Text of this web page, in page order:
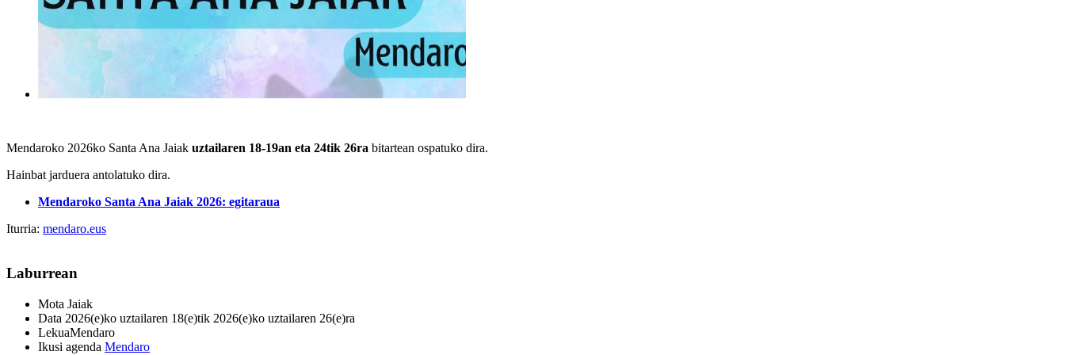
Mendaroko 2026ko Santa Ana Jaiak uztailaren 18-19an eta 24tik 26ra bitartean ospatuko dira.
Hainbat jarduera antolatuko dira.
Mendaroko Santa Ana Jaiak 2026: egitaraua
Iturria: mendaro.eus
Laburrean
Mota Jaiak
Data 2026(e)ko uztailaren 18(e)tik 2026(e)ko uztailaren 26(e)ra
LekuaMendaro
Ikusi agenda Mendaro